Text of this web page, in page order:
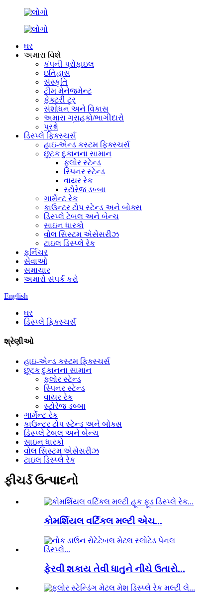
ઘર
અમારા વિશે
કંપની પ્રોફાઇલ
ઇતિહાસ
સંસ્કૃતિ
ટીમ મેનેજમેન્ટ
ફેક્ટરી ટૂર
સંશોધન અને વિકાસ
અમારા ગ્રાહકો/ભાગીદારો
પ્રશ્નો
ડિસ્પ્લે ફિક્સ્ચર્સ
હાઇ-એન્ડ કસ્ટમ ફિક્સ્ચર્સ
છૂટક દુકાનના સામાન
ફ્લોર સ્ટેન્ડ
સ્પિનર ​​સ્ટેન્ડ
વાયર રેક
સ્ટોરેજ ડબ્બા
ગાર્મેન્ટ રેક
કાઉન્ટર ટોપ સ્ટેન્ડ અને બોક્સ
ડિસ્પ્લે ટેબલ અને બેન્ચ
સાઇન ધારકો
વોલ સિસ્ટમ એસેસરીઝ
ટાઇલ ડિસ્પ્લે રેક
ફર્નિચર
સેવાઓ
સમાચાર
અમારો સંપર્ક કરો
English
ઘર
ડિસ્પ્લે ફિક્સ્ચર્સ
શ્રેણીઓ
હાઇ-એન્ડ કસ્ટમ ફિક્સ્ચર્સ
છૂટક દુકાનના સામાન
ફ્લોર સ્ટેન્ડ
સ્પિનર ​​સ્ટેન્ડ
વાયર રેક
સ્ટોરેજ ડબ્બા
ગાર્મેન્ટ રેક
કાઉન્ટર ટોપ સ્ટેન્ડ અને બોક્સ
ડિસ્પ્લે ટેબલ અને બેન્ચ
સાઇન ધારકો
વોલ સિસ્ટમ એસેસરીઝ
ટાઇલ ડિસ્પ્લે રેક
ફીચર્ડ ઉત્પાદનો
કોમર્શિયલ વર્ટિકલ મલ્ટી એચ...
ફેરવી શકાય તેવી ધાતુને નીચે ઉતારો...